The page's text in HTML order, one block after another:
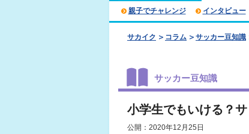
親子でチャレンジ インタビュー
サカイク コラム サッカー豆知識
サッカー豆知識
小学生でもいける？
公開：2020年12月25日